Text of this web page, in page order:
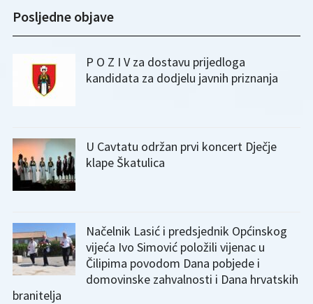
Posljedne objave
P O Z I V za dostavu prijedloga
kandidata za dodjelu javnih priznanja
U Cavtatu održan prvi koncert Dječje
klape Škatulica
Načelnik Lasić i predsjednik Općinskog
vijeća Ivo Simović položili vijenac u
Čilipima povodom Dana pobjede i
domovinske zahvalnosti i Dana hrvatskih
branitelja